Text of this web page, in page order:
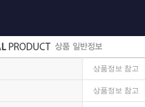
상품정보 참고
상품정보 참고